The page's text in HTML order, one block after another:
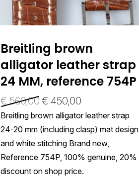
Breitling brown
alligator leather strap
24 MM, reference 754P
€560,00 € 450,00
Breitling brown alligator leather strap
24-20 mm (including clasp) mat design
and white stitching Brand new,
Reference 754P, 100% genuine, 20%
discount on shop price.